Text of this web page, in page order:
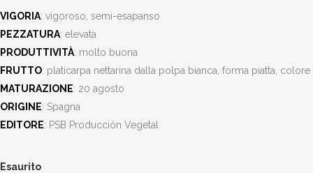
VIGORIA: vigoroso, semi-esapanso
PEZZATURA: elevata
PRODUTTIVITÀ: molto buona
FRUTTO: platicarpa nettarina dalla polpa bianca, forma piatta,
MATURAZIONE: 20 agosto
ORIGINE: Spagna
EDITORE: PSB Producción Vegetal
Esaurito